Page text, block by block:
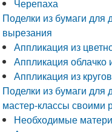
Черепаха
Поделки из бумаги для
вырезания
Аппликация из
Аппликация облачко
Аппликация из
Поделки из бумаги для
мастер-классы своими
Необходимые